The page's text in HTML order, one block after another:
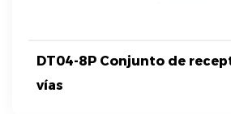
DT04-8P Conjunto de
vías